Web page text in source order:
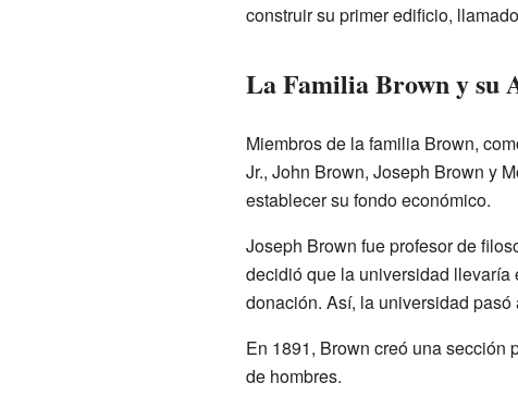
construir su primer edificio,
La Familia Brown y su
Miembros de la familia Brown,
Jr., John Brown, Joseph Brown y
establecer su fondo económico.
Joseph Brown fue profesor de
decidió que la universidad
donación. Así, la universidad pasó
En 1891, Brown creó una sección
de hombres.